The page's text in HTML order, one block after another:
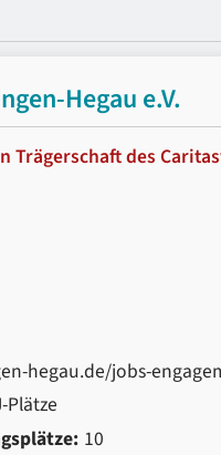
Hegau e.V.
Trägerschaft des
hegau.de/jobs-
Plätze
10